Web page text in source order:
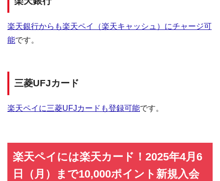
楽天銀行からも楽天ペイ（楽天キャッシュ）にチャージ可
能です。
三菱UFJカード
楽天ペイに三菱UFJカードも登録可能です。
楽天ペイには楽天カード！2025年4月6
日（月）まで10,000ポイント新規入会